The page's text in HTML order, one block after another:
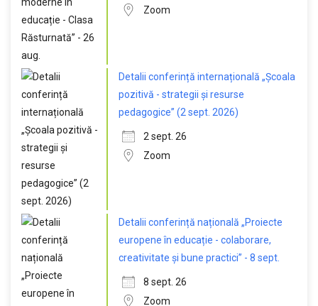
Zoom
Detalii conferință internațională „Școala
pozitivă - strategii și resurse
pedagogice” (2 sept. 2026)
2 sept. 26
Zoom
Detalii conferință națională „Proiecte
europene în educație - colaborare,
creativitate și bune practici” - 8 sept.
8 sept. 26
Zoom